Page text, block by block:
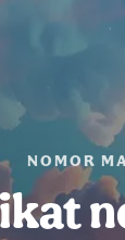
NOMOR